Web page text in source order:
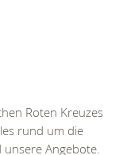
Roten Kreuzes
rund um die
unsere Angebote.